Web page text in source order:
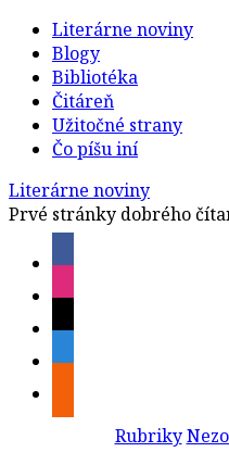
Literárne noviny
Blogy
Bibliotéka
Čitáreň
Užitočné strany
Čo píšu iní
Literárne noviny
Prvé stránky dobrého
Rubriky